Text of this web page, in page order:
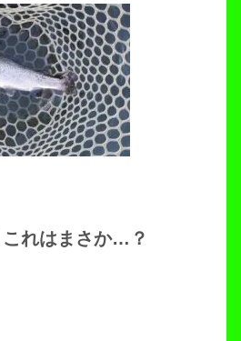
れはまさか…？